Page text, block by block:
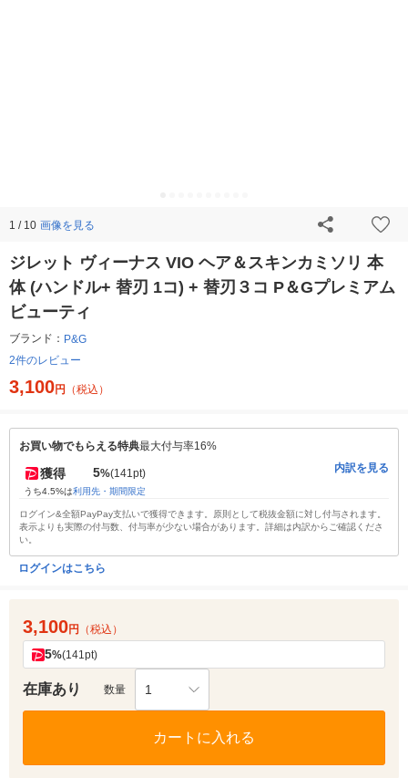
1 / 10 画像を見る
ジレット ヴィーナス VIO ヘア＆スキンカミソリ 本
体 (ハンドル+ 替刃 1コ) + 替刃３コ P＆Gプレミアム
ビューティ
ブランド： P&G
2件のレビュー
3,100円 （税込）
お買い物でもらえる特典最大付与率16%
獲得 5%(141pt)
うち4.5%は利用先・期間限定
内訳を見る
ログイン&全額PayPay支払いで獲得できます。原則として税抜金額に対し付与されます。
表示よりも実際の付与数、付与率が少ない場合があります。詳細は内訳からご確認くださ
い。
ログインはこちら
3,100円 （税込）
5%(141pt)
在庫あり 数量 1
カートに入れる